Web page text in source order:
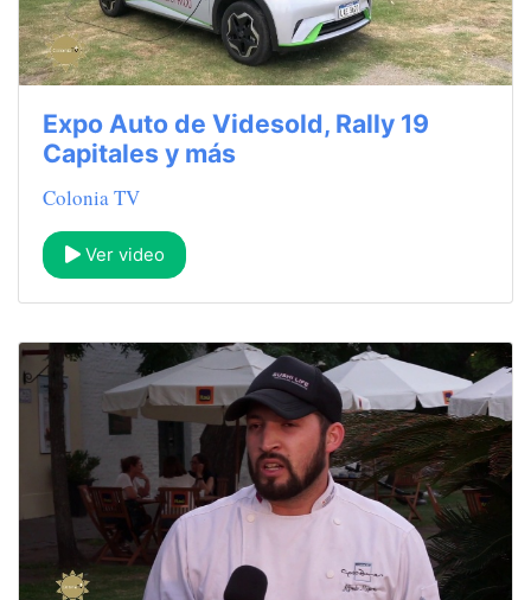
Expo Auto de Videsold, Rally 19
Capitales y más
Colonia TV
Ver video